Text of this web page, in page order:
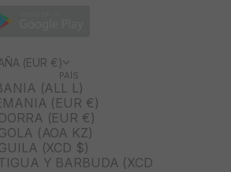
(EUR €)
PAÍS
(ALL L)
(EUR €)
(EUR €)
(AOA KZ)
(XCD $)
Y BARBUDA (XCD